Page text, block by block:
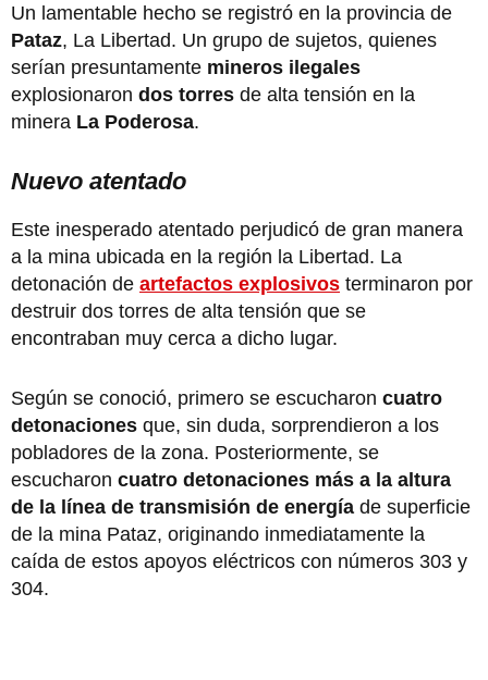
Un lamentable hecho se registró en la provincia de
Pataz, La Libertad. Un grupo de sujetos, quienes
serían presuntamente mineros ilegales
explosionaron dos torres de alta tensión en la
minera La Poderosa.
Nuevo atentado
Este inesperado atentado perjudicó de gran manera
a la mina ubicada en la región la Libertad. La
detonación de artefactos explosivos terminaron por
destruir dos torres de alta tensión que se
encontraban muy cerca a dicho lugar.
Según se conoció, primero se escucharon cuatro
detonaciones que, sin duda, sorprendieron a los
pobladores de la zona. Posteriormente, se
escucharon cuatro detonaciones más a la altura
de la línea de transmisión de energía de superficie
de la mina Pataz, originando inmediatamente la
caída de estos apoyos eléctricos con números 303 y
304.